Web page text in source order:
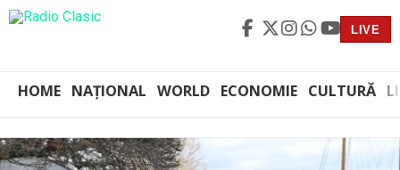
LIVE
HOME NAȚIONAL WORLD ECONOMIE CULTURĂ